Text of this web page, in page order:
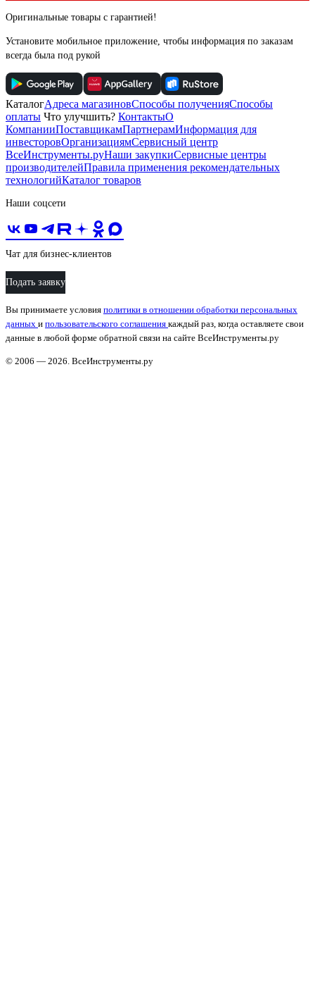
Оригинальные товары с гарантией!
Установите мобильное приложение, чтобы информация по заказам
всегда была под рукой
КаталогАдреса магазиновСпособы полученияСпособы
оплаты Что улучшить? КонтактыО
КомпанииПоставщикамПартнерамИнформация для
инвесторовОрганизациямСервисный центр
ВсеИнструменты.руНаши закупкиСервисные центры
производителейПравила применения рекомендательных
технологийКаталог товаров
Наши соцсети
Чат для бизнес-клиентов
Подать заявку
Вы принимаете условия политики в отношении обработки персональных
данных и пользовательского соглашения каждый раз, когда оставляете свои
данные в любой форме обратной связи на сайте ВсеИнструменты.ру
© 2006 — 2026. ВсеИнструменты.ру